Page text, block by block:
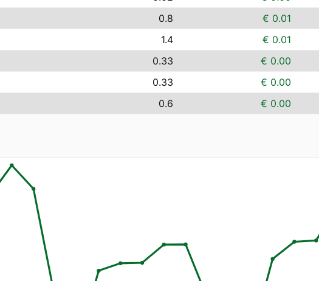
0.8 € 0.01
1.4 € 0.01
0.33 € 0.00
0.33 € 0.00
0.6 € 0.00